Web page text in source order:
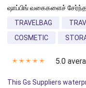
ஷாப்பிங் வகைகளைச்
TRAVELBAG
COSMETIC
✭ ✭ ✭ ✭ ✭ 5.0
This Gs Suppliers